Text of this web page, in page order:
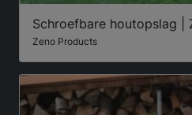
Schroefbare houtopslag |
Zeno Products